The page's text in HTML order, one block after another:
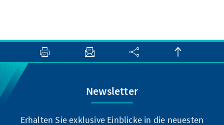
Newsletter
Erhalten Sie exklusive Einblicke in die neuesten